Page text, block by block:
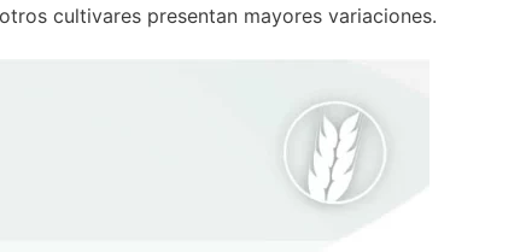
cultivares presentan mayores variaciones.